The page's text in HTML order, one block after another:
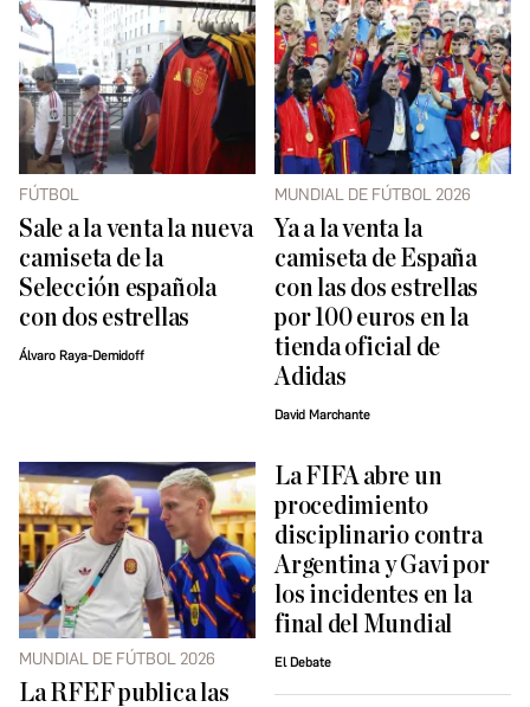
FÚTBOL
Sale a la venta la nueva
camiseta de la
Selección española
con dos estrellas
Álvaro Raya-Demidoff
MUNDIAL DE FÚTBOL 2026
Ya a la venta la
camiseta de España
con las dos estrellas
por 100 euros en la
tienda oficial de
Adidas
David Marchante
MUNDIAL DE FÚTBOL 2026
La RFEF publica las
La FIFA abre un
procedimiento
disciplinario contra
Argentina y Gavi por
los incidentes en la
final del Mundial
El Debate